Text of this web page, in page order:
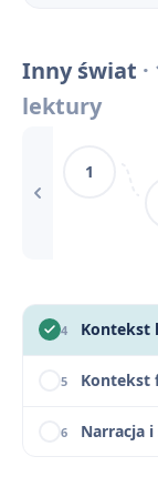
Inny świat
lektury
1
14 Inny
Inny
Inny
4
5 Kontekst
6 Narracja